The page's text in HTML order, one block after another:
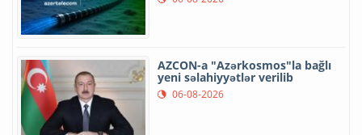
AZCON-a "Azərkosmos"la bağlı
yeni səlahiyyətlər verilib
06-08-2026